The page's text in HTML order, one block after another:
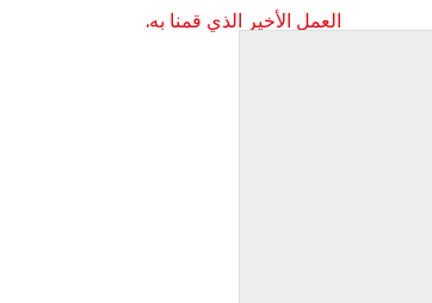
العمل الأخير الذي قمنا به.